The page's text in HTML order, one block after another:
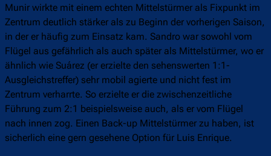
Munir wirkte mit einem echten Mittelstürmer als Fixpunkt im
Zentrum deutlich stärker als zu Beginn der vorherigen Saison,
in der er häufig zum Einsatz kam. Sandro war sowohl vom
Flügel aus gefährlich als auch später als Mittelstürmer, wo er
ähnlich wie Suárez (er erzielte den sehenswerten 1:1-
Ausgleichstreffer) sehr mobil agierte und nicht fest im
Zentrum verharrte. So erzielte er die zwischenzeitliche
Führung zum 2:1 beispielsweise auch, als er vom Flügel
nach innen zog. Einen Back-up Mittelstürmer zu haben, ist
sicherlich eine gern gesehene Option für Luis Enrique.